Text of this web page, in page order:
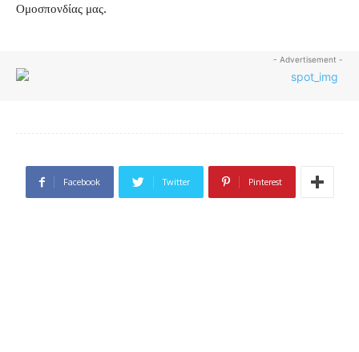
Ομοσπονδίας μας.
- Advertisement -
Facebook Twitter Pinterest